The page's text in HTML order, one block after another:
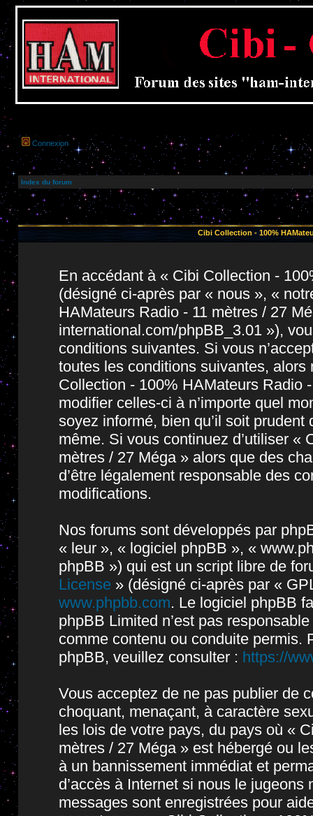
Connexion
Index du forum
Cibi Collection - 100%
En accédant à « Cibi Collection -
(désigné ci-après par « nous », «
HAMateurs Radio - 11 mètres / 27
international.com/phpBB_3.01 »),
conditions suivantes. Si vous
toutes les conditions suivantes, alors
Collection - 100% HAMateurs Radio
modifier celles-ci à n’importe quel
soyez informé, bien qu’il soit
même. Si vous continuez d’utiliser «
mètres / 27 Méga » alors que des
d’être légalement responsable des
modifications.
Nos forums sont développés par
« leur », « logiciel phpBB », «
phpBB ») qui est un script libre de
License » (désigné ci-après par «
www.phpbb.com. Le logiciel phpBB
phpBB Limited n’est pas
comme contenu ou conduite permis.
phpBB, veuillez consulter : https://
Vous acceptez de ne pas publier de
choquant, menaçant, à caractère
les lois de votre pays, du pays où «
mètres / 27 Méga » est hébergé ou
à un bannissement immédiat et
d’accès à Internet si nous le
messages sont enregistrées pour